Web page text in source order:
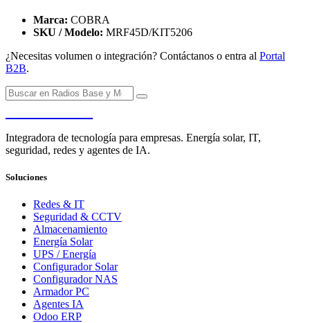
Marca: COBRA
SKU / Modelo: MRF45D/KIT5206
¿Necesitas volumen o integración? Contáctanos o entra al Portal
B2B.
Integradora de tecnología para empresas. Energía solar, IT,
seguridad, redes y agentes de IA.
Soluciones
Redes & IT
Seguridad & CCTV
Almacenamiento
Energía Solar
UPS / Energía
Configurador Solar
Configurador NAS
Armador PC
Agentes IA
Odoo ERP